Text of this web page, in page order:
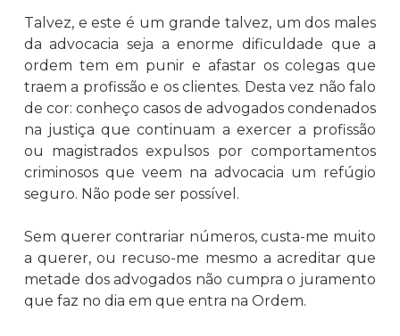
Talvez, e este é um grande talvez, um dos males
da advocacia seja a enorme dificuldade que a
ordem tem em punir e afastar os colegas que
traem a profissão e os clientes. Desta vez não falo
de cor: conheço casos de advogados condenados
na justiça que continuam a exercer a profissão
ou magistrados expulsos por comportamentos
criminosos que veem na advocacia um refúgio
seguro. Não pode ser possível.
Sem querer contrariar números, custa-me muito
a querer, ou recuso-me mesmo a acreditar que
metade dos advogados não cumpra o juramento
que faz no dia em que entra na Ordem.